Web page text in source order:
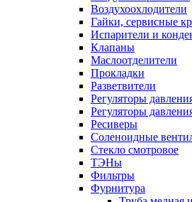
Воздухоохлодители
Гайки, сервисные
Испарители и
Клапаны
Маслоотделители
Прокладки
Разветвители
Регуляторы
Регуляторы
Ресиверы
Соленоидные
Стекло смотровое
ТЭНы
Фильтры
Фурнитура